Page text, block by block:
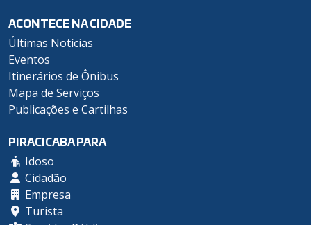
ACONTECE NA CIDADE
Últimas Notícias
Eventos
Itinerários de Ônibus
Mapa de Serviços
Publicações e Cartilhas
PIRACICABA PARA
Idoso
Cidadão
Empresa
Turista